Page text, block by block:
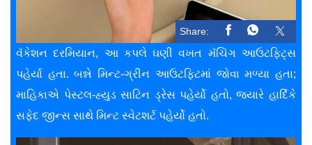
Share:
વૅકેશન દરમિયાન, આ કપલે ઘણી વખત મૅચિંગ આઉટફિટ્સ
પહેર્યા હતા. બન્ને મિન્ટ-ગ્રીન આઉટફિટમાં જોવા મળ્યા હતા;
માહિકાએ પેસ્ટલ-હ્યુડ સાટિન ડ્રેસ પહેર્યો હતો, જ્યારે હાર્દિકે
સફેદ જીન્સ સાથે મિન્ટ સ્વેટશર્ટ પહેર્યો હતો.